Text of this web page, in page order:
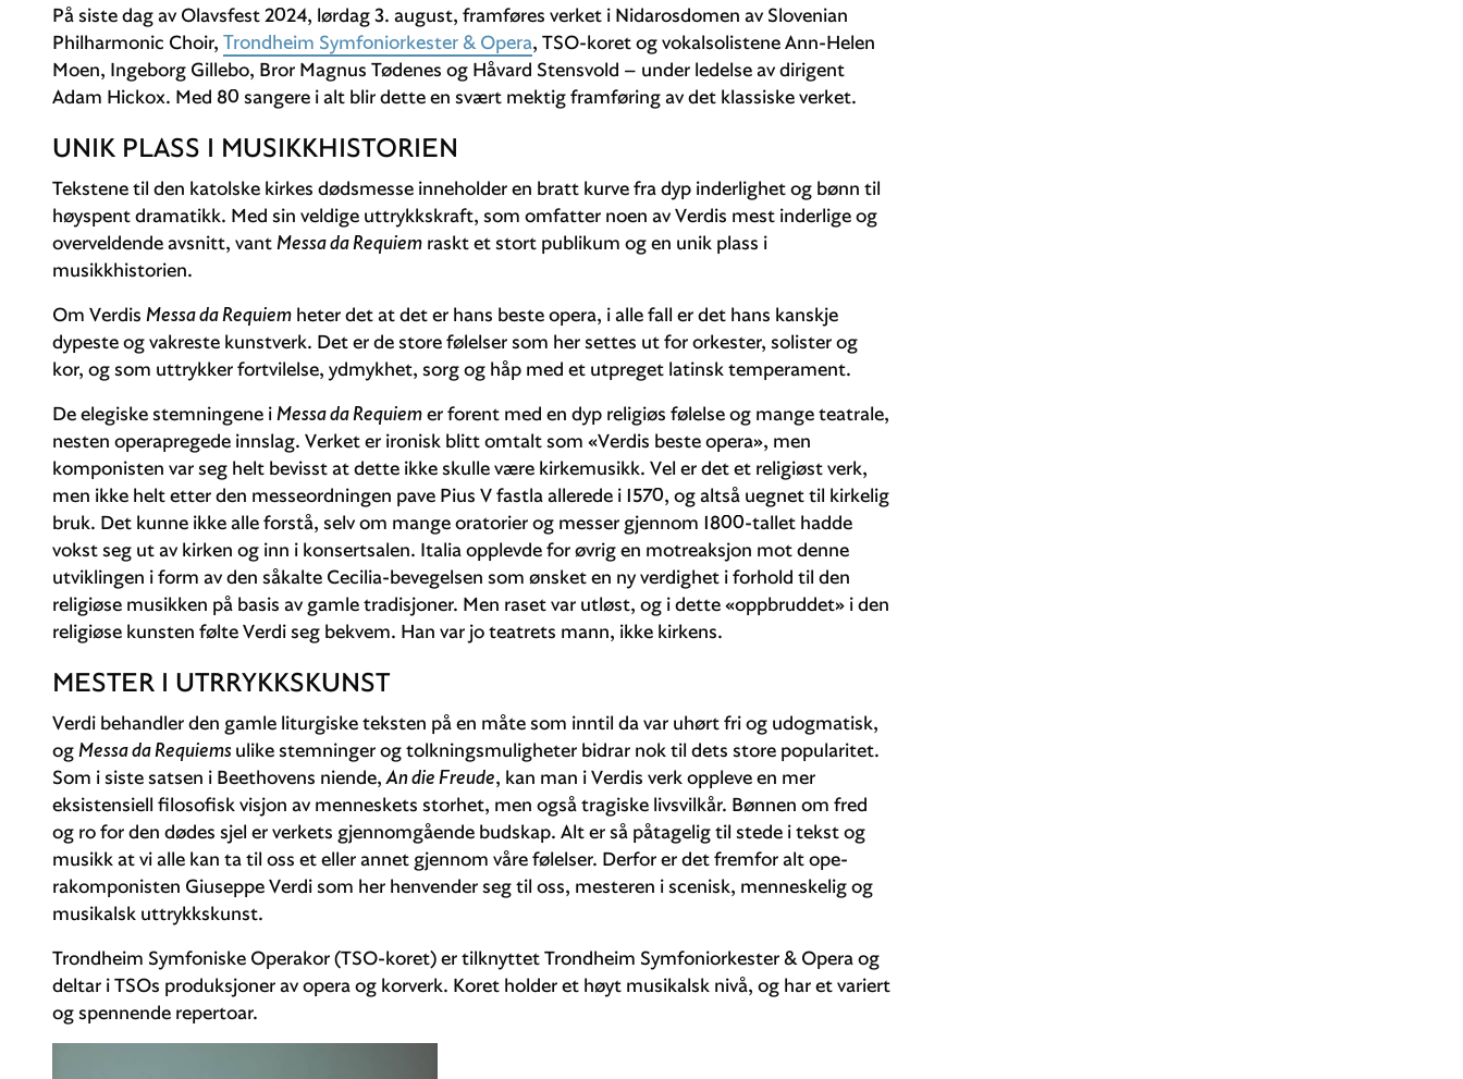
På siste dag av Olavsfest 2024, lørdag 3. august, framføres verket i Nidarosdomen av Slovenian
Philharmonic Choir, Trondheim Symfoniorkester & Opera, TSO-koret og vokalsolistene Ann-Helen
Moen, Ingeborg Gillebo, Bror Magnus Tødenes og Håvard Stensvold – under ledelse av dirigent
Adam Hickox. Med 80 sangere i alt blir dette en svært mektig framføring av det klassiske verket.
UNIK PLASS I MUSIKKHISTORIEN
Tekstene til den katolske kirkes dødsmesse inneholder en bratt kurve fra dyp inderlighet og bønn til
høyspent dramatikk. Med sin veldige uttrykkskraft, som omfatter noen av Verdis mest inderlige og
overveldende avsnitt, vant Messa da Requiem raskt et stort publikum og en unik plass i
musikkhistorien.
Om Verdis Messa da Requiem heter det at det er hans beste opera, i alle fall er det hans kanskje
dypeste og vakreste kunstverk. Det er de store følelser som her settes ut for orkester, solister og
kor, og som uttrykker fortvilelse, ydmykhet, sorg og håp med et utpreget latinsk temperament.
De elegiske stemningene i Messa da Requiemer forent med en dyp religiøs følelse og mange teatrale,
nesten operapregede innslag. Verket er ironisk blitt omtalt som «Verdis beste opera», men
komponisten var seg helt bevisst at dette ikke skulle være kirkemusikk. Vel er det et religiøst verk,
men ikke helt etter den messeordningen pave Pius V fastla allerede i 1570, og altså uegnet til kirkelig
bruk. Det kunne ikke alle forstå, selv om mange oratorier og messer gjennom 1800-tallet hadde
vokst seg ut av kirken og inn i konsertsalen. Italia opplevde for øvrig en motreaksjon mot denne
utviklingen i form av den såkalte Cecilia-bevegelsen som ønsket en ny verdighet i forhold til den
religiøse musikken på basis av gamle tradisjoner. Men raset var utløst, og i dette «oppbruddet» i den
religiøse kunsten følte Verdi seg bekvem. Han var jo teatrets mann, ikke kirkens.
MESTER I UTRRYKKSKUNST
Verdi behandler den gamle liturgiske teksten på en måte som inntil da var uhørt fri og udogmatisk,
og Messa da Requiems ulike stemninger og tolkningsmuligheter bidrar nok til dets store popularitet.
Som i siste satsen i Be­ethovens niende, An die Freude, kan man i Verdis verk opp­leve en mer
eksistensiell filosofisk visjon av menneskets storhet, men også tragiske livsvilkår. Bønnen om fred
og ro for den dødes sjel er verkets gjennom­gående budskap. Alt er så påtagelig til stede i tekst og
musikk at vi alle kan ta til oss et eller annet gjennom våre følelser. Derfor er det frem­for alt ope­
rakomponisten Giuseppe Verdi som her henvender seg til oss, mesteren i scenisk, menneskelig og
musikalsk uttrykk­skunst.
Trondheim Symfoniske Operakor (TSO-koret) er tilknyttet Trondheim Symfoniorkester & Opera og
deltar i TSOs produksjoner av opera og korverk. Koret holder et høyt musikalsk nivå, og har et variert
og spennende repertoar.